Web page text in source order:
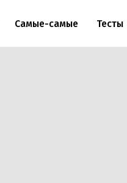
Самые-самые Тесты